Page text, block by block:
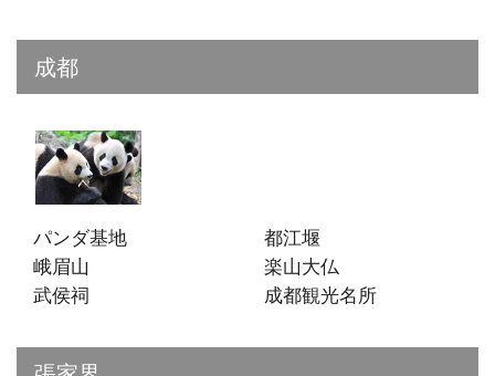
成都
パンダ基地
都江堰
峨眉山
楽山大仏
武侯祠
成都観光名所